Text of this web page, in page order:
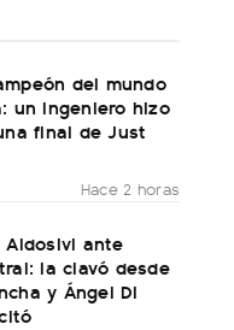
del mundo
un ingeniero hizo
final de Just
Hace 2 horas
Aldosivi ante
la clavó desde
y Ángel Di